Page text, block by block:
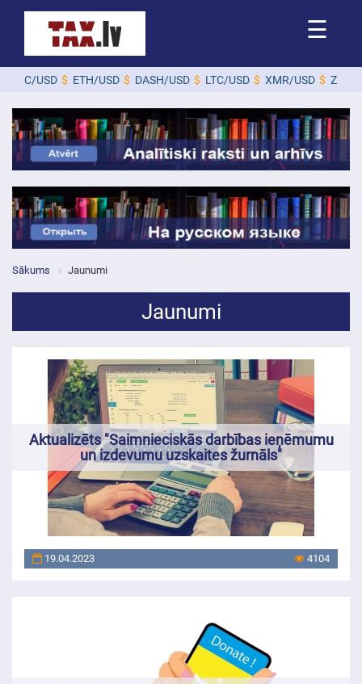
☰
ETH/USD $ DASH/USD$ LTC/USD $ XMR/USD $ ZEC/USD $
Sākums Jaunumi
Jaunumi
Aktualizēts "Saimnieciskās darbības ieņēmumu
un izdevumu uzskaites žurnāls"
19.04.2023 4104